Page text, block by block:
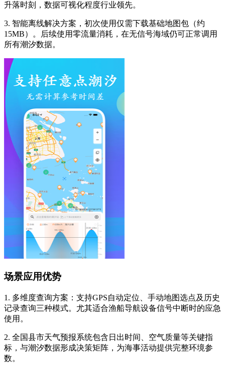
升落时刻，数据可视化程度行业领先。
3. 智能离线解决方案，初次使用仅需下载基础地图包（约
15MB）。后续使用零流量消耗，在无信号海域仍可正常调用
所有潮汐数据。
场景应用优势
1. 多维度查询方案：支持GPS自动定位、手动地图选点及历史
记录查询三种模式。尤其适合渔船导航设备信号中断时的应急
使用。
2. 全国县市天气预报系统包含日出时间、空气质量等关键指
标，与潮汐数据形成决策矩阵，为海事活动提供完整环境参
数。